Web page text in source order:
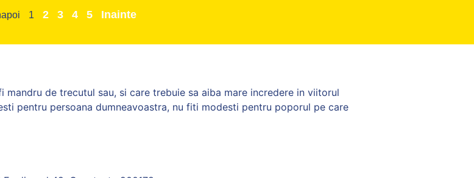
1 2 3 4 5 Inainte
de trecutul sau, si care trebuie sa aiba mare incredere in viitorul
pentru persoana dumneavoastra, nu fiti modesti pentru poporul pe care